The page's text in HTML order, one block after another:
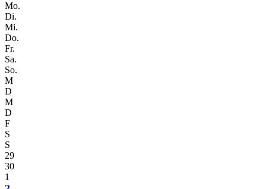
Mo.
Di.
Mi.
Do.
Fr.
Sa.
So.
M
D
M
D
F
S
S
29
30
1